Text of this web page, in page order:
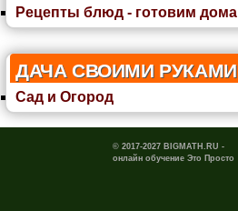
Рецепты блюд - готовим дома
ДАЧА СВОИМИ РУКАМИ
Сад и Огород
© 2017-2027 BIGMATH.RU -
онлайн обучение Это Просто